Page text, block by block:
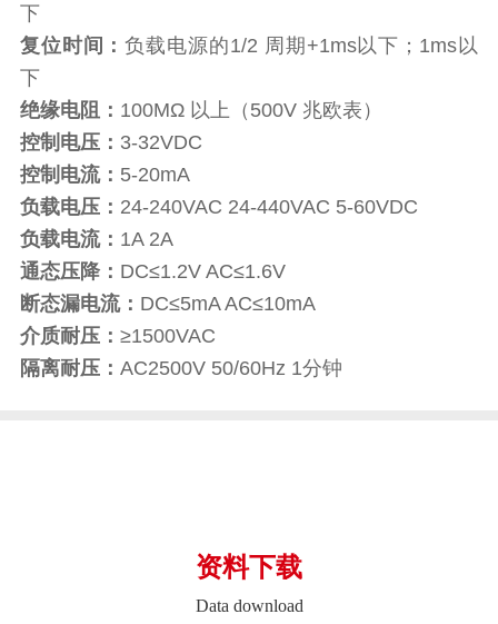
下
复位时间：负载电源的1/2 周期+1ms以下；1ms以
下
绝缘电阻： 100MΩ 以上（500V 兆欧表）
控制电压： 3-32VDC
控制电流： 5-20mA
负载电压： 24-240VAC 24-440VAC 5-60VDC
负载电流： 1A 2A
通态压降： DC≤1.2V AC≤1.6V
断态漏电流： DC≤5mA AC≤10mA
介质耐压： ≥1500VAC
隔离耐压： AC2500V 50/60Hz 1分钟
资料下载
Data download